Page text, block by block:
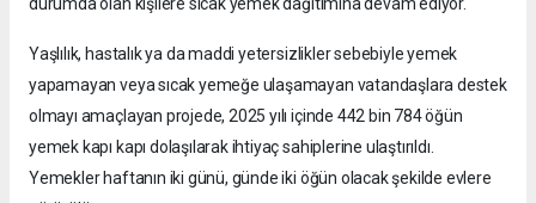
durumda olan kişilere sıcak yemek dağıtımına devam ediyor.
Yaşlılık, hastalık ya da maddi yetersizlikler sebebiyle yemek
yapamayan veya sıcak yemeğe ulaşamayan vatandaşlara destek
olmayı amaçlayan projede, 2025 yılı içinde 442 bin 784 öğün
yemek kapı kapı dolaşılarak ihtiyaç sahiplerine ulaştırıldı.
Yemekler haftanın iki günü, günde iki öğün olacak şekilde evlere